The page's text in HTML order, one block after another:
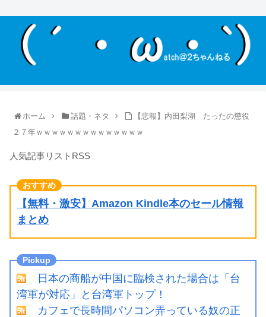
ホーム 話題・ネタ
【悲報】内田梨湖 たったの懲役
２７年ｗｗｗｗｗｗｗｗｗｗｗｗｗｗ
人気記事リストRSS
【無料・激安】Amazon Kindle本のセール情報
まとめ
日本の商船が中国に臨検された場合は「台
湾軍が対応」と台湾軍トップ！
カフェで長時間パソコン弄っている奴の正